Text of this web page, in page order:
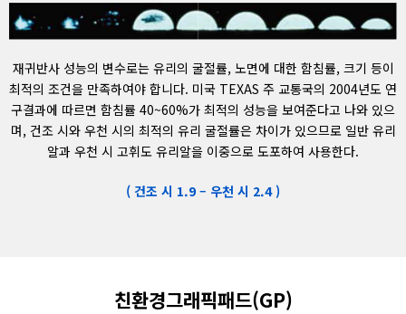
재귀반사 성능의 변수로는 유리의 굴절률, 노면에 대한 함침률, 크기 등이
최적의 조건을 만족하여야 합니다. 미국 TEXAS 주 교통국의 2004년도 연
구결과에 따르면 함침률 40~60%가 최적의 성능을 보여준다고 나와 있으
며, 건조 시와 우천 시의 최적의 유리 굴절률은 차이가 있으므로 일반 유리
알과 우천 시 고휘도 유리알을 이중으로 도포하여 사용한다.
( 건조 시 1.9 – 우천 시 2.4 )
친환경그래픽패드(GP)